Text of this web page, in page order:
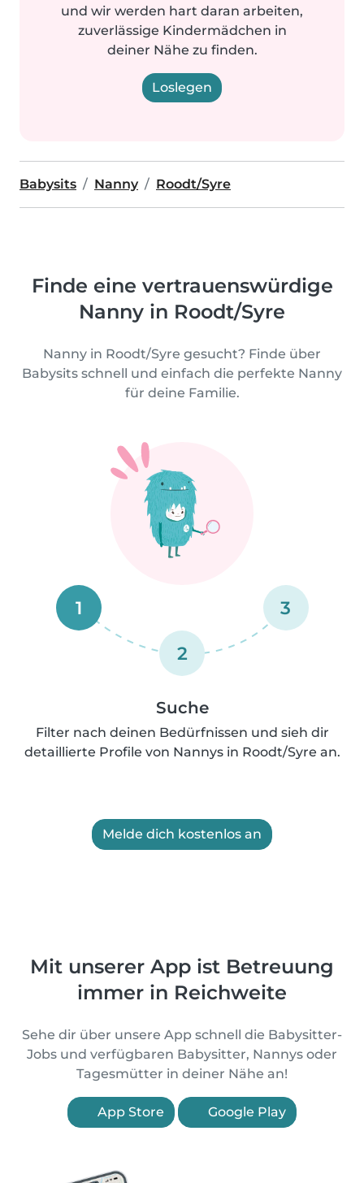
und wir werden hart daran arbeiten,
zuverlässige Kindermädchen in
deiner Nähe zu finden.
Loslegen
Babysits Nanny Roodt/Syre
Finde eine vertrauenswürdige
Nanny in Roodt/Syre
Nanny in Roodt/Syre gesucht? Finde über
Babysits schnell und einfach die perfekte Nanny
für deine Familie.
1
2
3
Suche
Filter nach deinen Bedürfnissen und sieh dir
detaillierte Profile von Nannys in Roodt/Syre an.
Melde dich kostenlos an
Mit unserer App ist Betreuung
immer in Reichweite
Sehe dir über unsere App schnell die Babysitter-
Jobs und verfügbaren Babysitter, Nannys oder
Tagesmütter in deiner Nähe an!
App Store Google Play